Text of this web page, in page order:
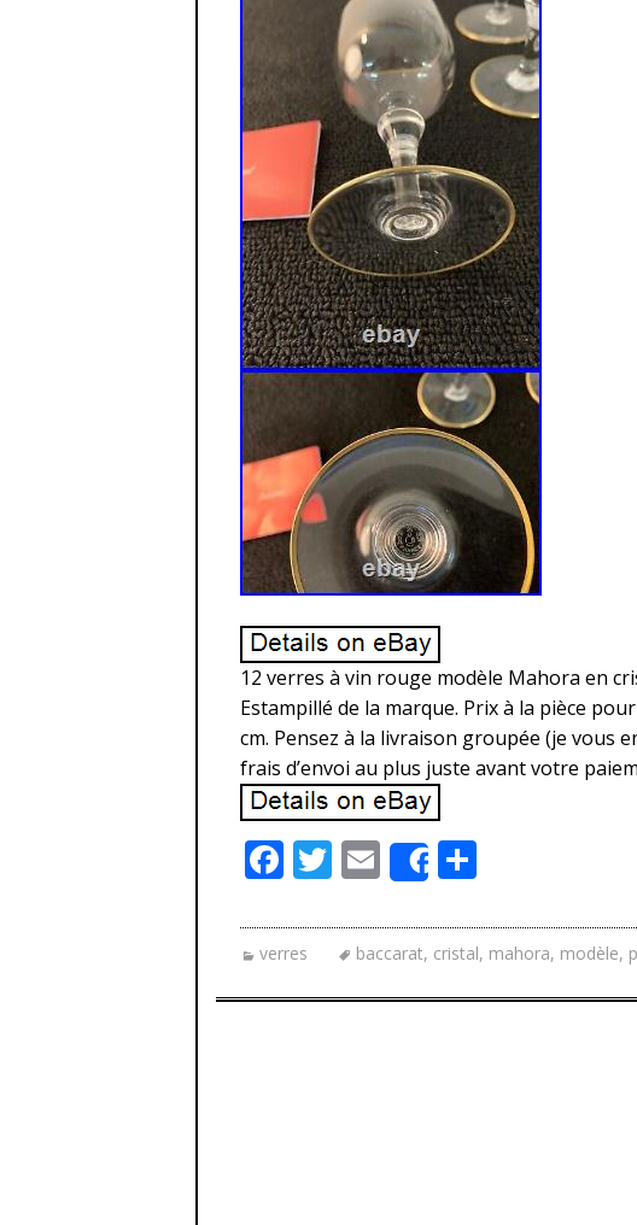
12 verres à vin rouge modèle Mahora en
Estampillé de la marque. Prix à la pièce
cm. Pensez à la livraison groupée (je vous
frais d’envoi au plus juste avant votre
F
e
b
o
T
itt
er
E
m
ai
l
Share
ta
g
er
verres baccarat, cristal, mahora, modèle,